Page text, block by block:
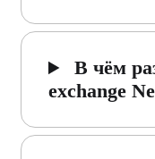
В чём
exchange